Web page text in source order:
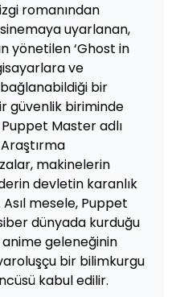
romanından
uyarlanan,
yönetilen ‘Ghost in
ve
bir
güvenlik biriminde
Master adlı
makinelerin
devletin karanlık
Asıl mesele, Puppet
dünyada kurduğu
geleneğinin
bir bilimkurgu
kabul edilir.